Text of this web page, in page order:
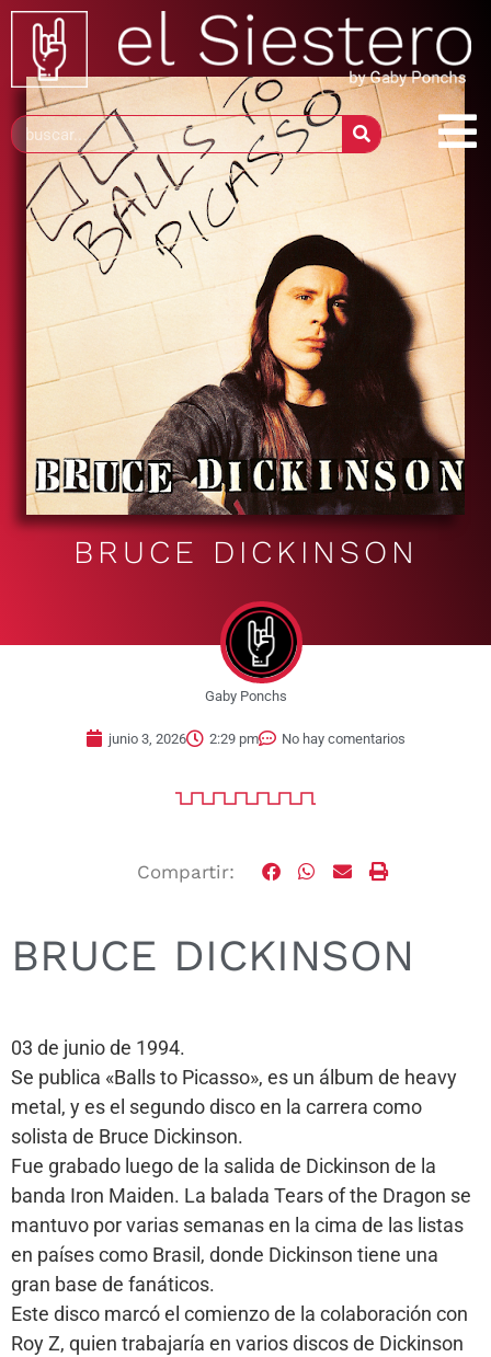
BRUCE DICKINSON
Gaby Ponchs
junio 3, 2026 2:29 pm No hay comentarios
Compartir:
BRUCE DICKINSON
03 de junio de 1994.
Se publica «Balls to Picasso», es un álbum de heavy
metal, y es el segundo disco en la carrera como
solista de Bruce Dickinson.
Fue grabado luego de la salida de Dickinson de la
banda Iron Maiden. La balada Tears of the Dragon se
mantuvo por varias semanas en la cima de las listas
en países como Brasil, donde Dickinson tiene una
gran base de fanáticos.
Este disco marcó el comienzo de la colaboración con
Roy Z, quien trabajaría en varios discos de Dickinson